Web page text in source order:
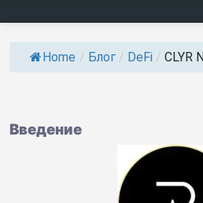
Home / Блог / DeFi / CLYR
Введение